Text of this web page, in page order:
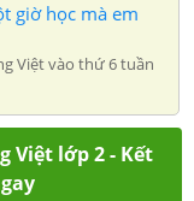
giờ học mà em
Việt vào thứ 6 tuần
Việt lớp 2 - Kết